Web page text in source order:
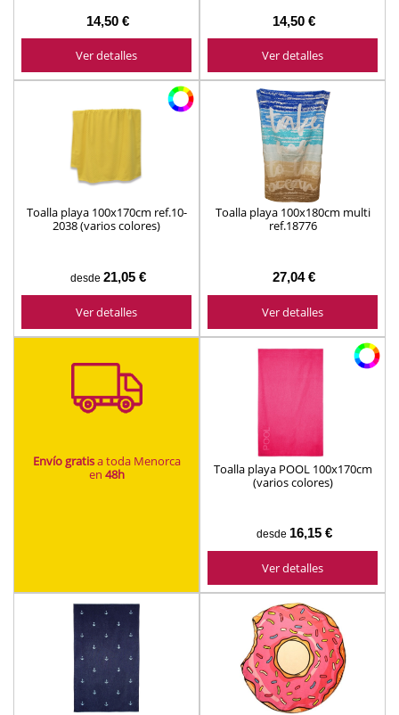
14,50 €
Ver detalles
14,50 €
Ver detalles
Toalla playa 100x170cm ref.10-
2038 (varios colores)
desde 21,05 €
Ver detalles
Toalla playa 100x180cm multi
ref.18776
27,04 €
Ver detalles
Envío gratisa toda Menorca
en 48h
Toalla playa POOL 100x170cm
(varios colores)
desde 16,15 €
Ver detalles